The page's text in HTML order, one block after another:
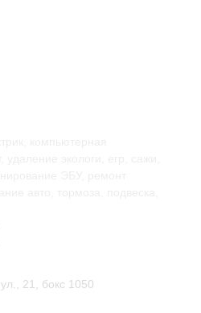
21, бокс 1050